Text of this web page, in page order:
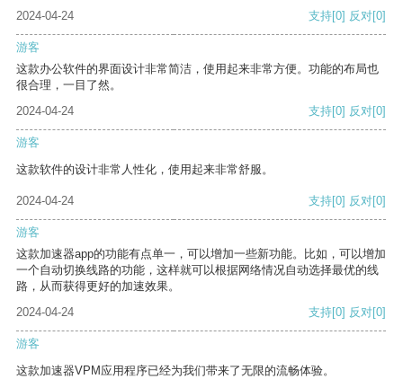
2024-04-24 支持[0] 反对[0]
游客
这款办公软件的界面设计非常简洁，使用起来非常方便。功能的布局也
很合理，一目了然。
2024-04-24
支持[0] 反对[0]
游客
这款软件的设计非常人性化，使用起来非常舒服。
2024-04-24 支持[0] 反对[0]
游客
这款加速器app的功能有点单一，可以增加一些新功能。比如，可以增加
一个自动切换线路的功能，这样就可以根据网络情况自动选择最优的线
路，从而获得更好的加速效果。
2024-04-24
支持[0] 反对[0]
游客
这款加速器VPM应用程序已经为我们带来了无限的流畅体验。